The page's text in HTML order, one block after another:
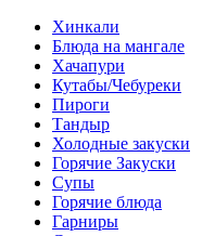
Хинкали
Блюда на мангале
Хачапури
Кутабы/Чебуреки
Пироги
Тандыр
Холодные закуски
Горячие Закуски
Супы
Горячие блюда
Гарниры